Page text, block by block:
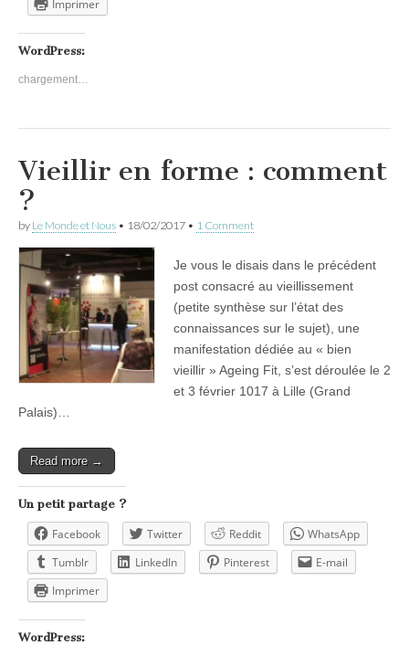
Imprimer
WordPress:
chargement…
Vieillir en forme : comment
?
by Le Monde et Nous • 18/02/2017 • 1 Comment
Je vous le disais dans le précédent
post consacré au vieillissement
(petite synthèse sur l’état des
connaissances sur le sujet), une
manifestation dédiée au « bien
vieillir » Ageing Fit, s’est déroulée le 2
et 3 février 1017 à Lille (Grand
Palais)…
Read more →
Un petit partage ?
Facebook Twitter Reddit
WhatsApp
Tumblr
LinkedIn Pinterest
E-mail
Imprimer
WordPress: